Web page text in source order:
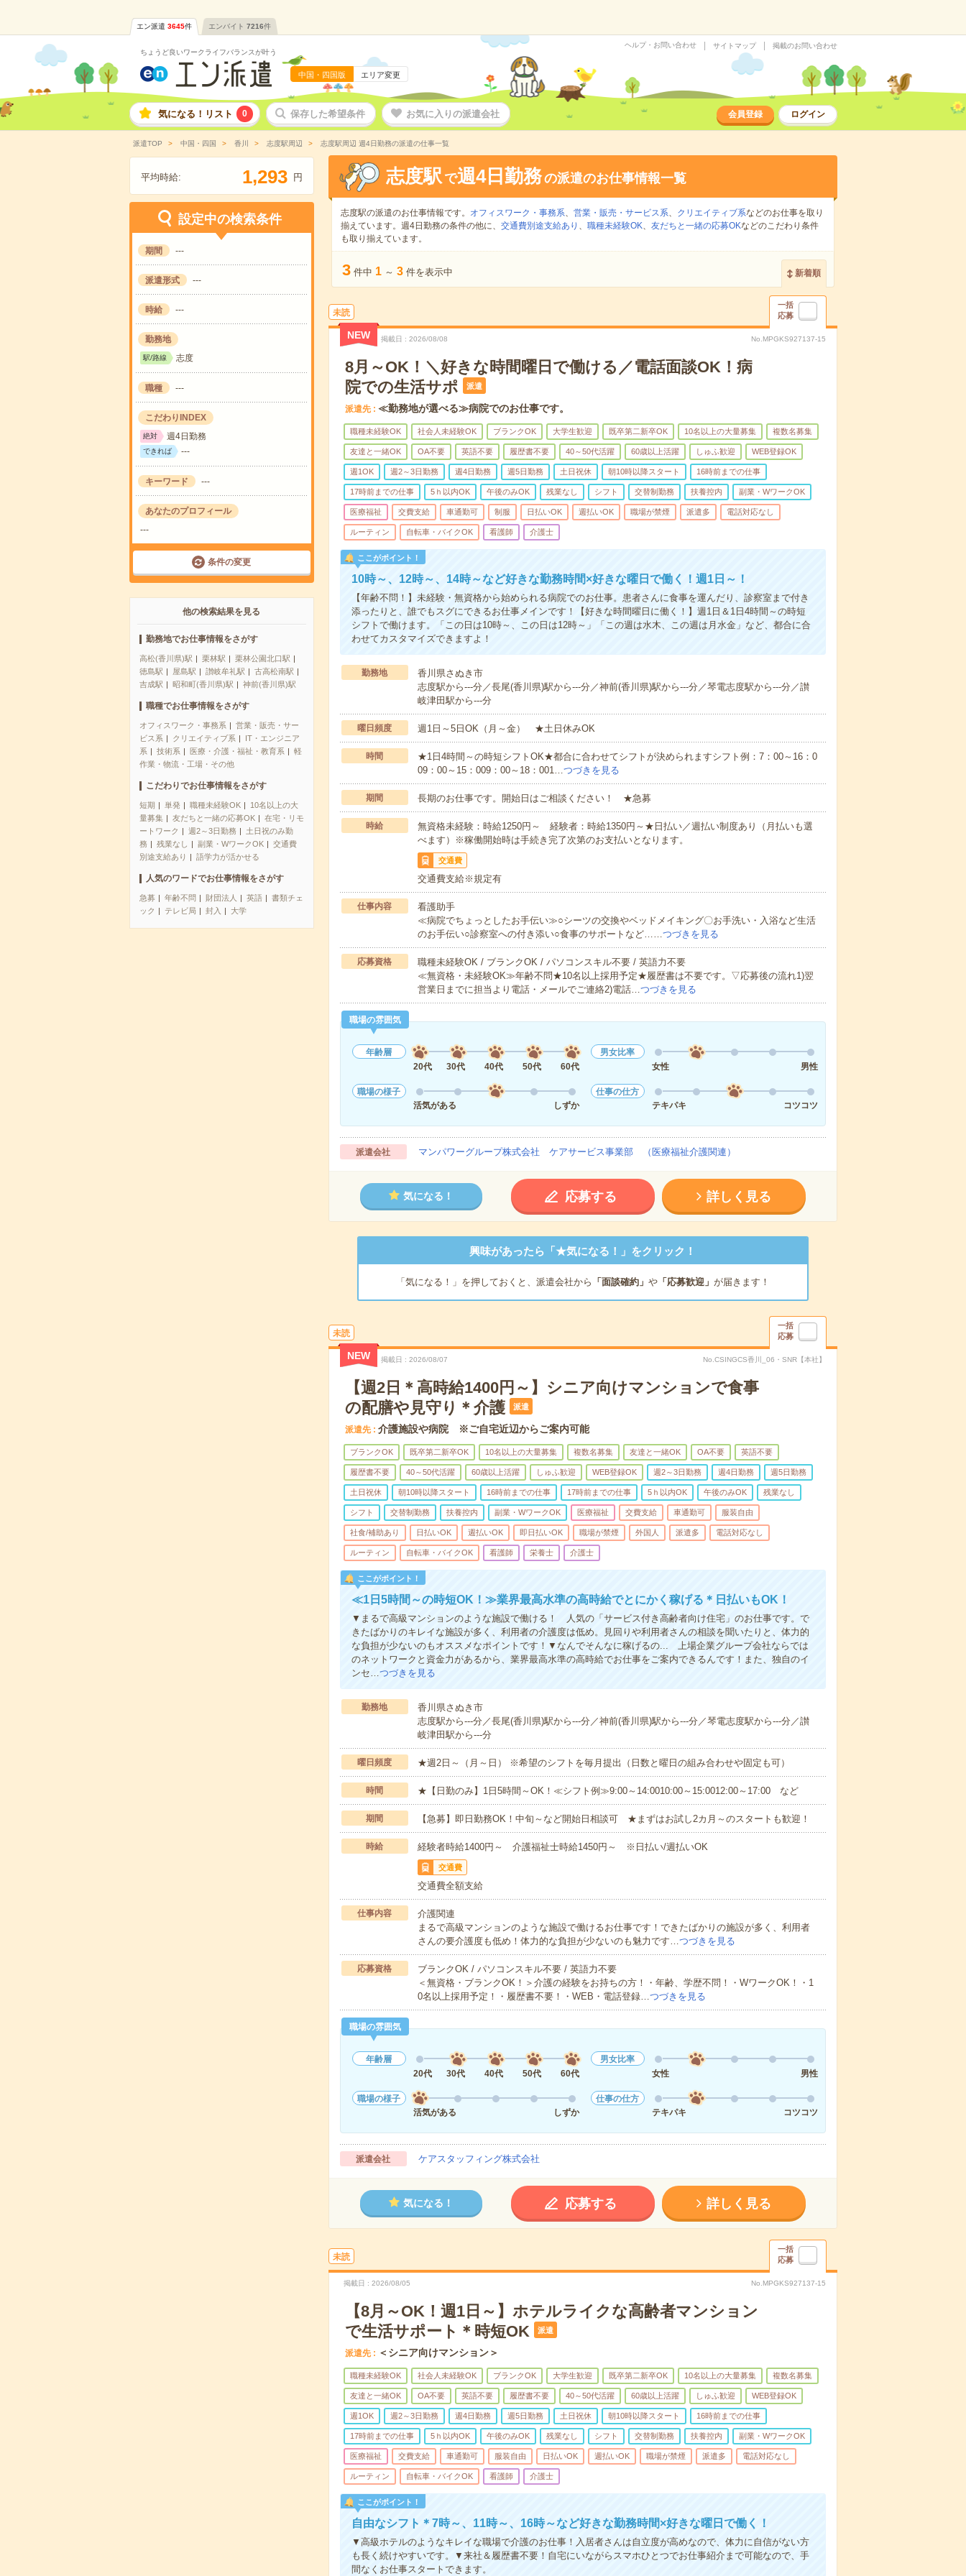
エン派遣 3645件 エンバイト 7216件
ちょうど良いワークライフバランスが叶う
中国・四国版 エリア変更
ヘルプ・お問い合わせ サイトマップ 掲載のお問い合わせ
気になる！リスト 0 保存した希望条件 お気に入りの派遣会社 会員登録 ログイン
派遣TOP 中国・四国 香川 志度駅周辺 志度駅周辺 週4日勤務の派遣の仕事一覧
平均時給: 1,293 円
設定中の検索条件
期間 ---
派遣形式 ---
時給 ---
勤務地
駅/路線 志度
職種 ---
こだわりINDEX
絶対 週4日勤務
できれば ---
キーワード ---
あなたのプロフィール
---
条件の変更
他の検索結果を見る
勤務地でお仕事情報をさがす
高松(香川県)駅 栗林駅
栗林公園北口駅
徳島駅
屋島駅 讃岐牟礼駅
古高松南駅
吉成駅
昭和町(香川県)駅 神前(香川県)駅
職種でお仕事情報をさがす
オフィスワーク・事務系
営業・販売・サー
ビス系
クリエイティブ系
IT・エンジニア
系
技術系 医療・介護・福祉・教育系
軽
作業・物流・工場・その他
こだわりでお仕事情報をさがす
短期 単発 職種未経験OK
10名以上の大
量募集
友だちと一緒の応募OK
在宅・リモ
ートワーク
週2～3日勤務
土日祝のみ勤
務
残業なし 副業・WワークOK
交通費
別途支給あり
語学力が活かせる
人気のワードでお仕事情報をさがす
急募 年齢不問 財団法人 英語
書類チェ
ック
テレビ局 封入 大学
志度駅 で週4日勤務の派遣のお仕事情報一覧
志度駅の派遣のお仕事情報です。 オフィスワーク・事務系、 営業・販売・サービス系、 クリエイティブ系などのお仕事を取り
揃えています。週4日勤務の条件の他に、 交通費別途支給あり 、 職種未経験OK、 友だちと一緒の応募OKなどのこだわり条件
も取り揃えています。
3 件中 1 ～ 3 件を表示中 新着順
未読
一括
応募
NEW 掲載日 2026/08/08 No.MPGKS927137-15
8月～OK！＼好きな時間曜日で働ける／電話面談OK！病
院での生活サポ
派遣
派遣先 ≪勤務地が選べる≫病院でのお仕事です。
職種未経験OK 社会人未経験OK ブランクOK 大学生歓迎 既卒第二新卒OK 10名以上の大量募集 複数名募集
友達と一緒OK OA不要 英語不要 履歴書不要 40～50代活躍 60歳以上活躍 しゅふ歓迎 WEB登録OK
週1OK 週2～3日勤務 週4日勤務 週5日勤務 土日祝休 朝10時以降スタート 16時前までの仕事
17時前までの仕事 5ｈ以内OK 午後のみOK 残業なし シフト 交替制勤務 扶養控内 副業・WワークOK
医療福祉 交費支給 車通勤可 制服 日払いOK 週払いOK 職場が禁煙 派遣多 電話対応なし
ルーティン 自転車・バイクOK 看護師 介護士
ここがポイント！
10時～、12時～、14時～など好きな勤務時間×好きな曜日で働く！週1日～！
【年齢不問！】未経験・無資格から始められる病院でのお仕事。患者さんに食事を運んだり、診察室まで付き
添ったりと、誰でもスグにできるお仕事メインです！【好きな時間曜日に働く！】週1日＆1日4時間～の時短
シフトで働けます。「この日は10時～、この日は12時～」「この週は水木、この週は月水金」など、都合に合
わせてカスタマイズできますよ！
勤務地
香川県さぬき市
志度駅から---分／長尾(香川県)駅から---分／神前(香川県)駅から---分／琴電志度駅から---分／讃
岐津田駅から---分
曜日頻度 週1日～5日OK（月～金） ★土日休みOK
時間
★1日4時間～の時短シフトOK★都合に合わせてシフトが決められますシフト例：7：00～16：0
09：00～15：009：00～18：001…つづきを見る
期間 長期のお仕事です。開始日はご相談ください！ ★急募
時給
無資格未経験：時給1250円～ 経験者：時給1350円～★日払い／週払い制度あり（月払いも選
べます）※稼働開始時は手続き完了次第のお支払いとなります。
交通費
交通費支給※規定有
仕事内容
看護助手
≪病院でちょっとしたお手伝い≫○シーツの交換やベッドメイキング〇お手洗い・入浴など生活
のお手伝い○診察室への付き添い○食事のサポートなど……つづきを見る
応募資格
職種未経験OK / ブランクOK / パソコンスキル不要 / 英語力不要
≪無資格・未経験OK≫年齢不問★10名以上採用予定★履歴書は不要です。▽応募後の流れ1)翌
営業日までに担当より電話・メールでご連絡2)電話…つづきを見る
職場の雰囲気
年齢層
20代
30代 40代 50代 60代
男女比率
女性
男性
職場の様子
活気がある
しずか
仕事の仕方
テキパキ
コツコツ
派遣会社 マンパワーグループ株式会社 ケアサービス事業部 （医療福祉介護関連）
気になる！ 応募する 詳しく見る
興味があったら「★気になる！」をクリック！
「気になる！」を押しておくと、派遣会社から 「面談確約」 や「応募歓迎」 が届きます！
未読
一括
応募
NEW 掲載日 2026/08/07 No.CSINGCS香川_06・SNR【本社】
【週2日＊高時給1400円～】シニア向けマンションで食事
の配膳や見守り＊介護
派遣
派遣先 介護施設や病院 ※ご自宅近辺からご案内可能
ブランクOK 既卒第二新卒OK 10名以上の大量募集 複数名募集 友達と一緒OK OA不要 英語不要
履歴書不要 40～50代活躍 60歳以上活躍 しゅふ歓迎 WEB登録OK 週2～3日勤務 週4日勤務 週5日勤務
土日祝休 朝10時以降スタート 16時前までの仕事 17時前までの仕事 5ｈ以内OK 午後のみOK 残業なし
シフト 交替制勤務 扶養控内 副業・WワークOK 医療福祉 交費支給 車通勤可 服装自由
社食/補助あり 日払いOK 週払いOK 即日払いOK 職場が禁煙 外国人 派遣多 電話対応なし
ルーティン 自転車・バイクOK 看護師 栄養士 介護士
ここがポイント！
≪1日5時間～の時短OK！≫業界最高水準の高時給でとにかく稼げる＊日払いもOK！
▼まるで高級マンションのような施設で働ける！ 人気の「サービス付き高齢者向け住宅」のお仕事です。で
きたばかりのキレイな施設が多く、利用者の介護度は低め。見回りや利用者さんの相談を聞いたりと、体力的
な負担が少ないのもオススメなポイントです！▼なんでそんなに稼げるの... 上場企業グループ会社ならでは
のネットワークと資金力があるから、業界最高水準の高時給でお仕事をご案内できるんです！また、独自のイ
ンセ…つづきを見る
勤務地
香川県さぬき市
志度駅から---分／長尾(香川県)駅から---分／神前(香川県)駅から---分／琴電志度駅から---分／讃
岐津田駅から---分
曜日頻度 ★週2日～（月～日） ※希望のシフトを毎月提出（日数と曜日の組み合わせや固定も可）
時間 ★【日勤のみ】1日5時間～OK！≪シフト例≫9:00～14:0010:00～15:0012:00～17:00 など
期間 【急募】即日勤務OK！中旬～など開始日相談可 ★まずはお試し2カ月～のスタートも歓迎！
時給 経験者時給1400円～ 介護福祉士時給1450円～ ※日払い/週払いOK
交通費
交通費全額支給
仕事内容
介護関連
まるで高級マンションのような施設で働けるお仕事です！できたばかりの施設が多く、利用者
さんの要介護度も低め！体力的な負担が少ないのも魅力です…つづきを見る
応募資格
ブランクOK / パソコンスキル不要 / 英語力不要
＜無資格・ブランクOK！＞介護の経験をお持ちの方！・年齢、学歴不問！・WワークOK！・1
0名以上採用予定！・履歴書不要！・WEB・電話登録…つづきを見る
職場の雰囲気
年齢層
20代
30代 40代 50代 60代
男女比率
女性
男性
職場の様子
活気がある
しずか
仕事の仕方
テキパキ
コツコツ
派遣会社 ケアスタッフィング株式会社
気になる！ 応募する 詳しく見る
未読
一括
応募
掲載日 2026/08/05 No.MPGKS927137-15
【8月～OK！週1日～】ホテルライクな高齢者マンション
で生活サポート＊時短OK
派遣
派遣先 ＜シニア向けマンション＞
職種未経験OK 社会人未経験OK ブランクOK 大学生歓迎 既卒第二新卒OK 10名以上の大量募集 複数名募集
友達と一緒OK OA不要 英語不要 履歴書不要 40～50代活躍 60歳以上活躍 しゅふ歓迎 WEB登録OK
週1OK 週2～3日勤務 週4日勤務 週5日勤務 土日祝休 朝10時以降スタート 16時前までの仕事
17時前までの仕事 5ｈ以内OK 午後のみOK 残業なし シフト 交替制勤務 扶養控内 副業・WワークOK
医療福祉 交費支給 車通勤可 服装自由 日払いOK 週払いOK 職場が禁煙 派遣多 電話対応なし
ルーティン 自転車・バイクOK 看護師 介護士
ここがポイント！
自由なシフト＊7時～、11時～、16時～など好きな勤務時間×好きな曜日で働く！
▼高級ホテルのようなキレイな職場で介護のお仕事！入居者さんは自立度が高めなので、体力に自信がない方
も長く続けやすいです。▼来社＆履歴書不要！自宅にいながらスマホひとつでお仕事紹介まで可能なので、手
間なくお仕事スタートできます。